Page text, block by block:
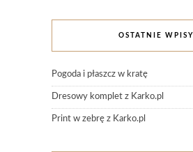
OSTATNIE WPISY
Pogoda i płaszcz w kratę
Dresowy komplet z Karko.pl
Print w zebrę z Karko.pl